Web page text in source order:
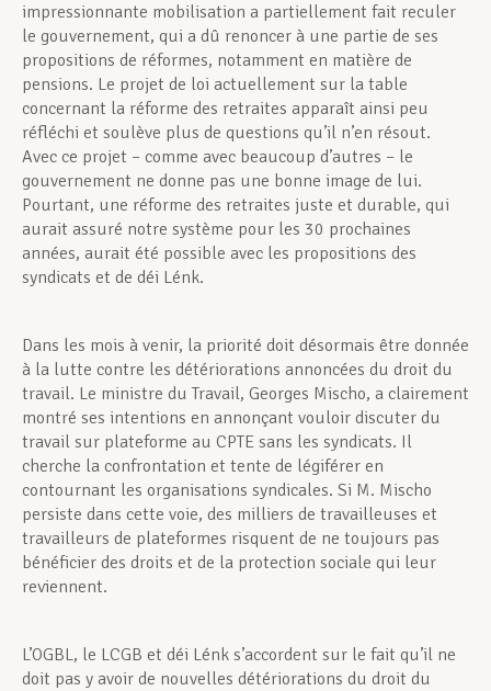
impressionnante mobilisation a partiellement fait reculer
le gouvernement, qui a dû renoncer à une partie de ses
propositions de réformes, notamment en matière de
pensions. Le projet de loi actuellement sur la table
concernant la réforme des retraites apparaît ainsi peu
réfléchi et soulève plus de questions qu’il n’en résout.
Avec ce projet – comme avec beaucoup d’autres – le
gouvernement ne donne pas une bonne image de lui.
Pourtant, une réforme des retraites juste et durable, qui
aurait assuré notre système pour les 30 prochaines
années, aurait été possible avec les propositions des
syndicats et de déi Lénk.
Dans les mois à venir, la priorité doit désormais être donnée
à la lutte contre les détériorations annoncées du droit du
travail. Le ministre du Travail, Georges Mischo, a clairement
montré ses intentions en annonçant vouloir discuter du
travail sur plateforme au CPTE sans les syndicats. Il
cherche la confrontation et tente de légiférer en
contournant les organisations syndicales. Si M. Mischo
persiste dans cette voie, des milliers de travailleuses et
travailleurs de plateformes risquent de ne toujours pas
bénéficier des droits et de la protection sociale qui leur
reviennent.
L’OGBL, le LCGB et déi Lénk s’accordent sur le fait qu’il ne
doit pas y avoir de nouvelles détériorations du droit du